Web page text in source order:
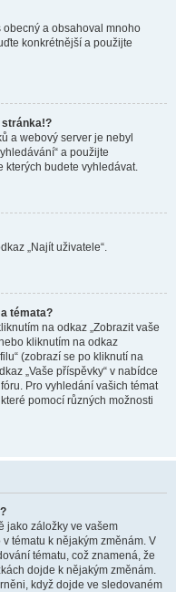
a obsahoval mnoho
konkrétnější a použijte
stránka!?
a webový server je nebyl
a použijte
kterých budete vyhledávat.
„Najít uživatele“.
témata?
na odkaz „Zobrazit vaše
kliknutím na odkaz
(zobrazí se po kliknutí na
„Vaše příspěvky“ v nabídce
Pro vyhledání vašich témat
pomocí různých možnosti
jako záložky ve vašem
tématu k nějakým změnám. V
tématu, což znamená, že
dojde k nějakým změnám.
když dojde ve sledovaném